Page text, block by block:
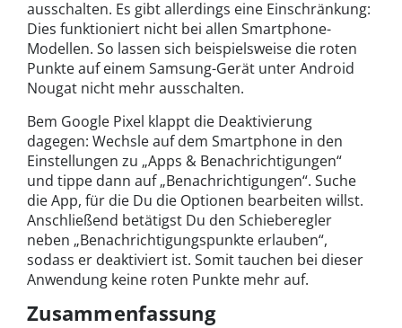
ausschalten. Es gibt allerdings eine Einschränkung:
Dies funktioniert nicht bei allen Smartphone-
Modellen. So lassen sich beispielsweise die roten
Punkte auf einem Samsung-Gerät unter Android
Nougat nicht mehr ausschalten.
Bem Google Pixel klappt die Deaktivierung
dagegen: Wechsle auf dem Smartphone in den
Einstellungen zu „Apps & Benachrichtigungen“
und tippe dann auf „Benachrichtigungen“. Suche
die App, für die Du die Optionen bearbeiten willst.
Anschließend betätigst Du den Schieberegler
neben „Benachrichtigungspunkte erlauben“,
sodass er deaktiviert ist. Somit tauchen bei dieser
Anwendung keine roten Punkte mehr auf.
Zusammenfassung